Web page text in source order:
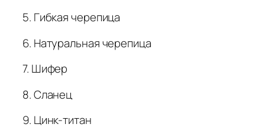
5. Гибкая черепица
6. Натуральная черепица
7. Шифер
8. Сланец
9. Цинк-титан